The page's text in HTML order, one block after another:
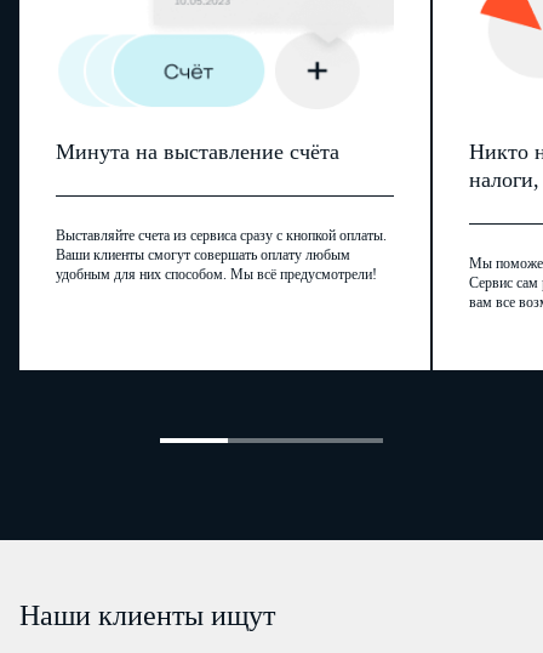
Минута на выставление счёта
Выставляйте счета из сервиса сразу с кнопкой оплаты.
Ваши клиенты смогут совершать оплату любым
удобным для них способом. Мы всё предусмотрели!
Никто
Мы
Сервис сам
вам все
Наши клиенты ищут